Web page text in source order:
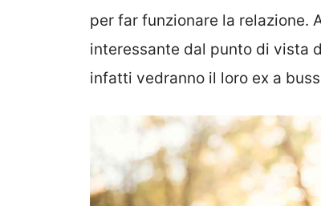
per far funzionare la relazione.
interessante dal punto di vista
infatti vedranno il loro ex a